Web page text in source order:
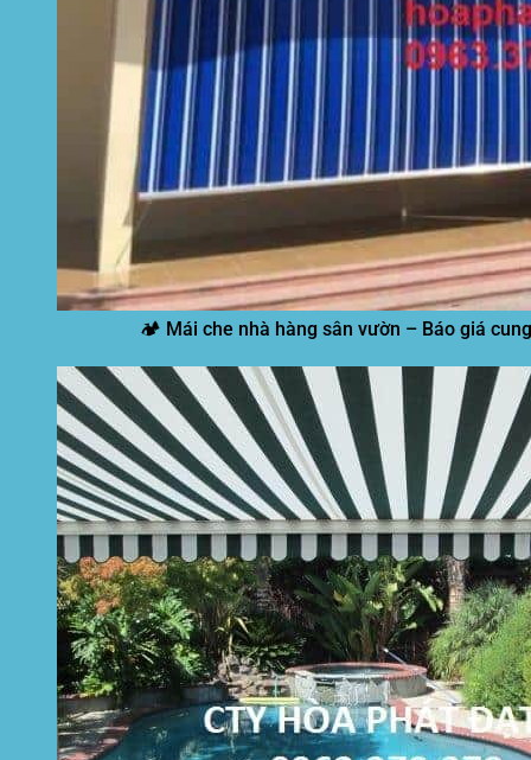
🏕️ Mái che nhà hàng sân vườn – Báo giá